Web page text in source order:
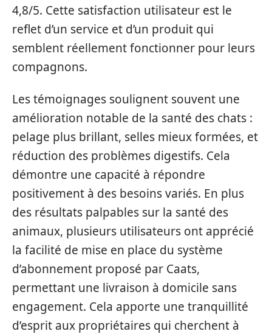
4,8/5. Cette satisfaction utilisateur est le
reflet d’un service et d’un produit qui
semblent réellement fonctionner pour leurs
compagnons.
Les témoignages soulignent souvent une
amélioration notable de la santé des chats :
pelage plus brillant, selles mieux formées, et
réduction des problèmes digestifs. Cela
démontre une capacité à répondre
positivement à des besoins variés. En plus
des résultats palpables sur la santé des
animaux, plusieurs utilisateurs ont apprécié
la facilité de mise en place du système
d’abonnement proposé par Caats,
permettant une livraison à domicile sans
engagement. Cela apporte une tranquillité
d’esprit aux propriétaires qui cherchent à